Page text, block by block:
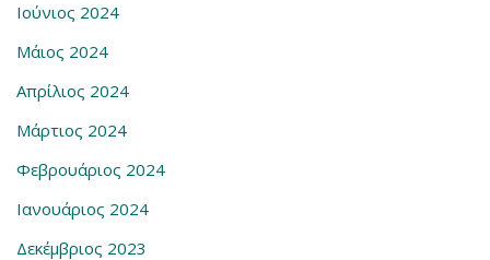
Ιούνιος 2024
Μάιος 2024
Απρίλιος 2024
Μάρτιος 2024
Φεβρουάριος 2024
Ιανουάριος 2024
Δεκέμβριος 2023